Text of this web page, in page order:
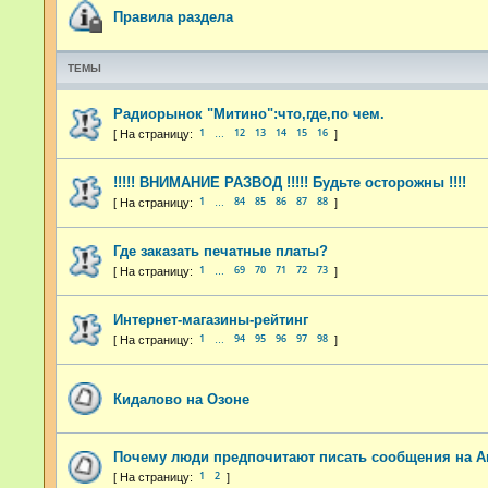
Правила раздела
ТЕМЫ
Радиорынок "Митино":что,где,по чем.
1 12 13 14 15 16
!!!!! ВНИМАНИЕ РАЗВОД !!!!! Будьте осторожны !!!!
1 84 85 86 87 88
Где заказать печатные платы?
1 69 70 71 72 73
Интернет-магазины-рейтинг
1 94 95 96 97 98
Кидалово на Озоне
Почему люди предпочитают писать сообщения на
1 2